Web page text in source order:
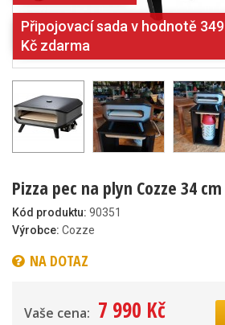
Připojovací sada v hodnotě 349
Kč zdarma
Pizza pec na plyn Cozze 34 cm
Kód produktu: 90351
Výrobce: Cozze
NA DOTAZ
Vaše cena: 7 990 Kč